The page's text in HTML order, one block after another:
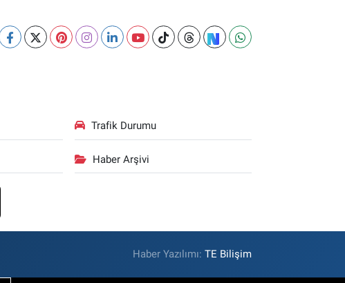
Trafik Durumu
Haber Arşivi
Haber Yazılımı:TE Bilişim